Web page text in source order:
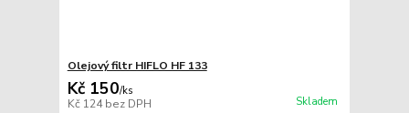
Olejový filtr HIFLO HF 133
Kč 150/ks
Kč 124bez DPH Skladem